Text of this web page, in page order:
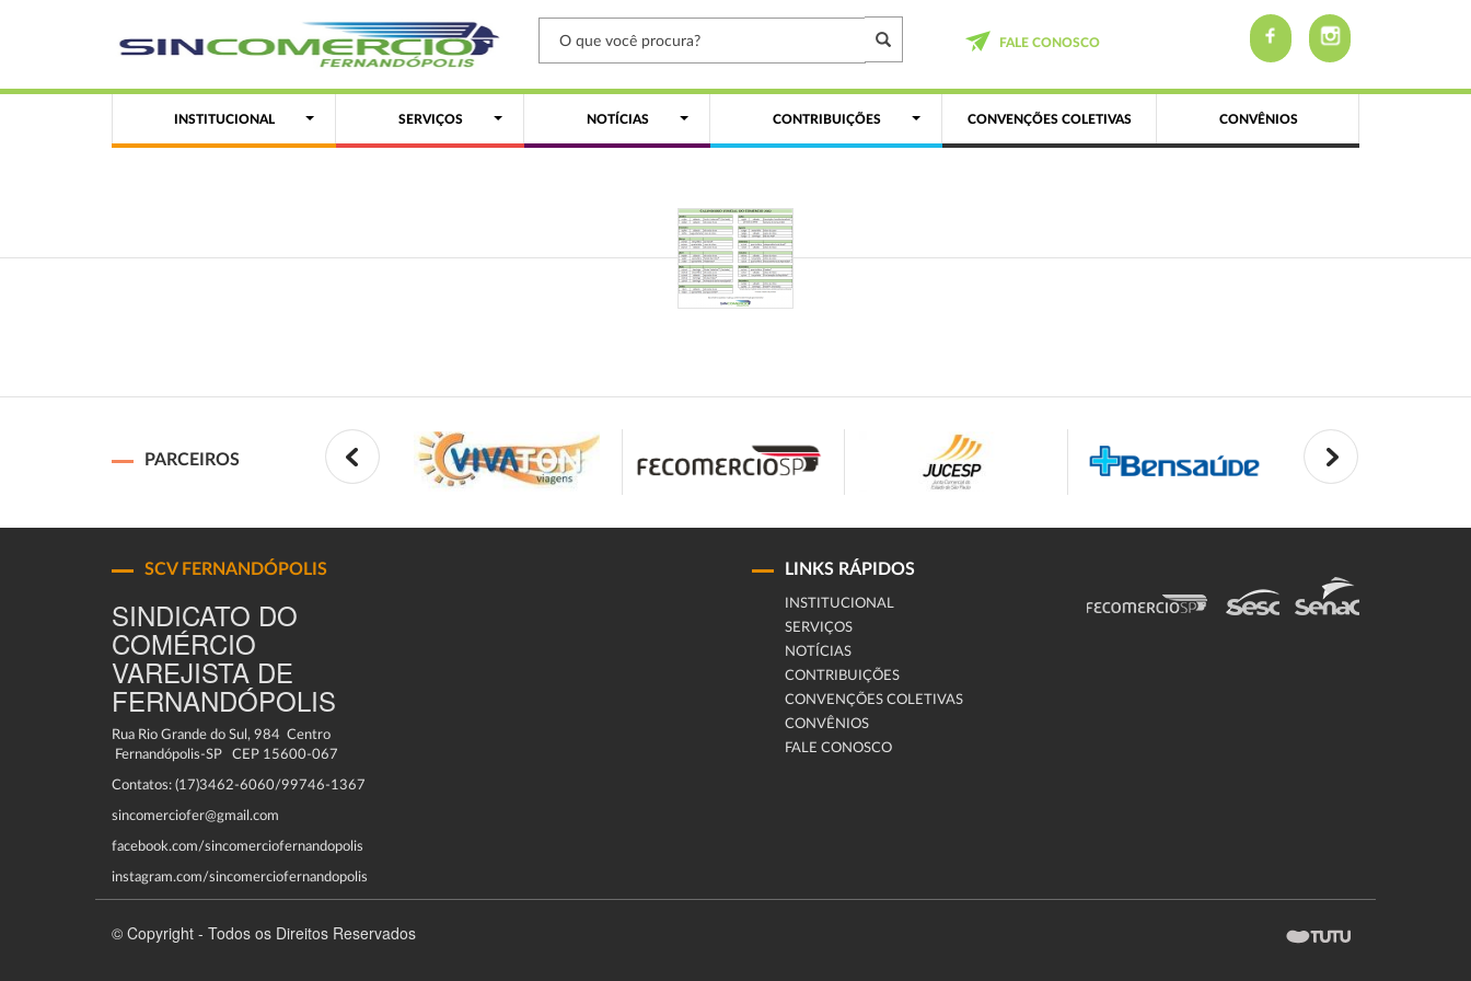
FALE CONOSCO
INSTITUCIONAL SERVIÇOS NOTÍCIAS CONTRIBUIÇÕES CONVENÇÕES COLETIVAS CONVÊNIOS
PARCEIROS
SCV FERNANDÓPOLIS
SINDICATO DO
COMÉRCIO
VAREJISTA DE
FERNANDÓPOLIS
Rua Rio Grande do Sul, 984 Centro
Fernandópolis-SP CEP 15600-067
Contatos: (17)3462-6060/99746-1367
sincomerciofer@gmail.com
facebook.com/sincomerciofernandopolis
instagram.com/sincomerciofernandopolis
LINKS RÁPIDOS
INSTITUCIONAL
SERVIÇOS
NOTÍCIAS
CONTRIBUIÇÕES
CONVENÇÕES COLETIVAS
CONVÊNIOS
FALE CONOSCO
© Copyright - Todos os Direitos Reservados